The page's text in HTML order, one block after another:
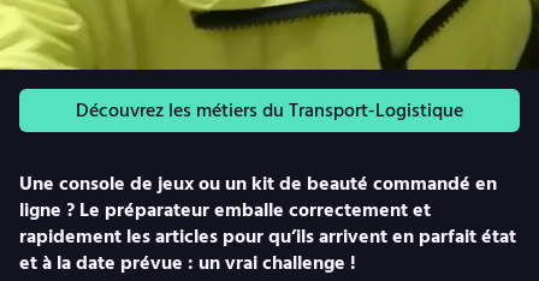
Découvrez les métiers du Transport-Logistique
Une console de jeux ou un kit de beauté commandé en
ligne ? Le préparateur emballe correctement et
rapidement les articles pour qu’ils arrivent en parfait état
et à la date prévue : un vrai challenge !